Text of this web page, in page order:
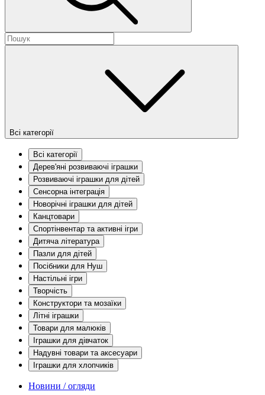
Всі категорії
Всі категорії
Дерев'яні розвиваючі іграшки
Розвиваючі іграшки для дітей
Сенсорна інтеграція
Новорічні іграшки для дітей
Канцтовари
Спортінвентар та активні ігри
Дитяча література
Пазли для дітей
Посібники для Нуш
Настільні ігри
Творчість
Конструктори та мозаїки
Літні іграшки
Товари для малюків
Іграшки для дівчаток
Надувні товари та аксесуари
Іграшки для хлопчиків
Новини / огляди